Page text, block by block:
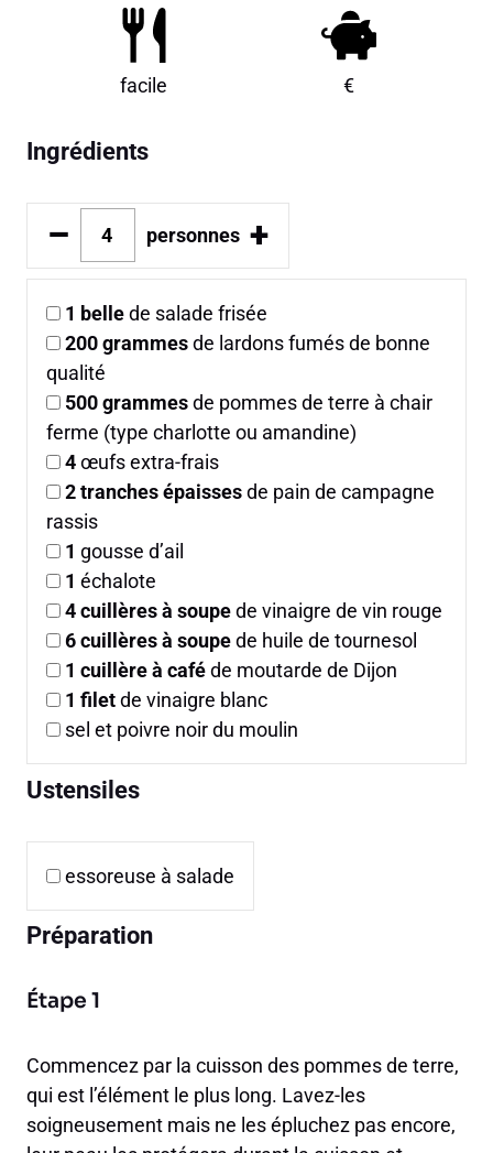
facile €
Ingrédients
– personnes +
1 bellede salade frisée
200grammesde lardons fumés de bonne
qualité
500grammesde pommes de terre à chair
ferme (type charlotte ou amandine)
4œufs extra-frais
2tranches épaissesde pain de campagne
rassis
1 gousse d’ail
1 échalote
4cuillères à soupede vinaigre de vin rouge
6cuillères à soupede huile de tournesol
1 cuillère à caféde moutarde de Dijon
1 filetde vinaigre blanc
sel et poivre noir du moulin
Ustensiles
essoreuse à salade
Préparation
Étape 1
Commencez par la cuisson des pommes de terre,
qui est l’élément le plus long. Lavez-les
soigneusement mais ne les épluchez pas encore,